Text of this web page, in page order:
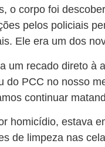
o corpo foi
pelos policiais
Ele era um dos
um recado direto à
do PCC no nosso
continuar
homicídio, estava
de limpeza nas